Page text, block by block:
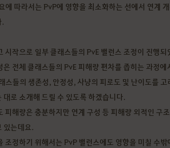
에 따라서는 PvP에 영향을 최소화하는 선에서 연계
.
시작으로 일부 클래스들의 PvE 밸런스 조정이 진행되
은 전체 클래스들의 PvE 피해량 편차를 좁히는 과정
스들의 생존성, 안정성, 사냥의 피로도 및 난이도를
대로 소개해 드릴 수 있도록 하겠습니다.
피해량은 충분하지만 연계 구성 등 피해량 외적인 구
있는데요.
조정하기 위해서는 PvP 밸런스에도 영향을 미칠 수